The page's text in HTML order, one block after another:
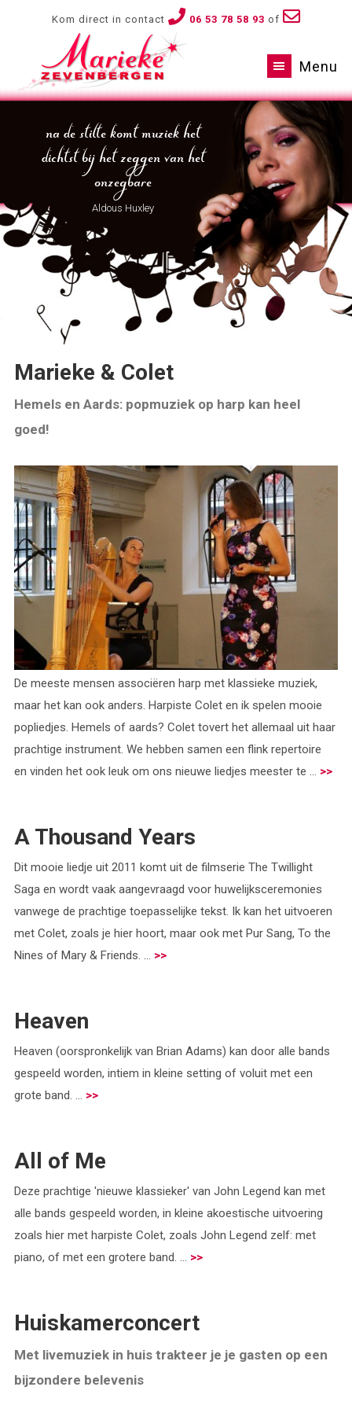
Kom direct in contact 06 53 78 58 93 of
Menu
na de stilte komt muziek het
dichtst bij het zeggen van het
onzegbare
Aldous Huxley
Marieke & Colet
Hemels en Aards: popmuziek op harp kan heel
goed!
De meeste mensen associëren harp met klassieke muziek,
maar het kan ook anders. Harpiste Colet en ik spelen mooie
popliedjes. Hemels of aards? Colet tovert het allemaal uit haar
prachtige instrument. We hebben samen een flink repertoire
en vinden het ook leuk om ons nieuwe liedjes meester te ... >>
A Thousand Years
Dit mooie liedje uit 2011 komt uit de filmserie The Twillight
Saga en wordt vaak aangevraagd voor huwelijksceremonies
vanwege de prachtige toepasselijke tekst. Ik kan het uitvoeren
met Colet, zoals je hier hoort, maar ook met Pur Sang, To the
Nines of Mary & Friends. ... >>
Heaven
Heaven (oorspronkelijk van Brian Adams) kan door alle bands
gespeeld worden, intiem in kleine setting of voluit met een
grote band. ... >>
All of Me
Deze prachtige 'nieuwe klassieker' van John Legend kan met
alle bands gespeeld worden, in kleine akoestische uitvoering
zoals hier met harpiste Colet, zoals John Legend zelf: met
piano, of met een grotere band. ... >>
Huiskamerconcert
Met livemuziek in huis trakteer je je gasten op een
bijzondere belevenis